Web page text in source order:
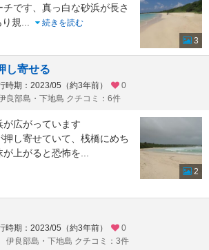
です、真っ白な砂浜が長さ
規
続きを読む
3
し寄せる
時期：2023/05（約3年前）
0
良部島・下地島 クチコミ：6件
広がっています
し寄せていて、桟橋にめち
が上がると恐怖を
2
時期：2023/05（約3年前）
0
伊良部島・下地島 クチコミ：3件